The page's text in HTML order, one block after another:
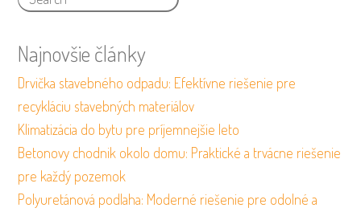
Najnovšie články
Drvička stavebného odpadu: Efektívne riešenie pre
recykláciu stavebných materiálov
Klimatizácia do bytu pre príjemnejšie leto
Betonovy chodnik okolo domu: Praktické a trvácne riešenie
pre každý pozemok
Polyuretánová podlaha: Moderné riešenie pre odolné a